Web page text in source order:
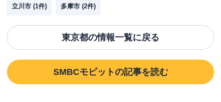
立川市 (1件) 多摩市 (2件)
東京都の情報一覧に戻る
SMBCモビットの記事を読む